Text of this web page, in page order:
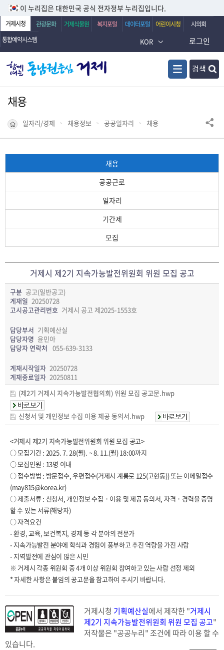
이 누리집은 대한민국 공식 전자정부 누리집입니다.
거제시청 관광문화 거제식물원 복지포털 데이터포털 어린이시청
시의회
통합예약시스템
KOR
검색
로그인
채용
일자리/경제 채용정보 공공일자리 채용
채용
공공근로
일자리
기간제
모집
거제시 제2기 지속가능발전위원회 위원 모집 공고
구분 공고(일반공고)
게재일 20250728
고시공고관리번호 거제시 공고 제2025-1553호
담당부서 기획예산실
담당자명 윤민아
담당자 연락처 055-639-3133
게재시작일자 20250728
게재종료일자 20250811
(제2기 거제시 지속가능발전협의회) 위원 모집 공고문.hwp
신청서 및 개인정보 수집 이용 제공 동의서.hwp
<거제시 제2기 지속가능발전위원회 위원 모집 공고>
○ 모집기간 : 2025. 7. 28(월). ~ 8. 11.(월) 18:00까지
○ 모집인원 : 13명 이내
○ 접수방법 : 방문접수, 우편접수(거제시 계룡로 125(고현동)) 또는 이메일접수
(may815@korea.kr)
○ 제출서류 : 신청서, 개인정보 수집・이용 및 제공 동의서, 자격・경력을 증명
할 수 있는 서류(해당자)
○ 자격요건
- 환경, 교육, 보건복지, 경제 등 각 분야의 전문가
- 지속가능발전 분야에 학식과 경험이 풍부하고 추진 역량을 가진 사람
- 지역발전에 관심이 많은 시민
※ 거제시 각종 위원회 중 4개 이상 위원회 참여하고 있는 사람 선정 제외
* 자세한 사항은 붙임의 공고문을 참고하여 주시기 바랍니다.
거제시청 기획예산실에서 제작한 "거제시
제2기 지속가능발전위원회 위원 모집 공고"
저작물은 "공공누리"조건에 따라 이용 할 수
있습니다.